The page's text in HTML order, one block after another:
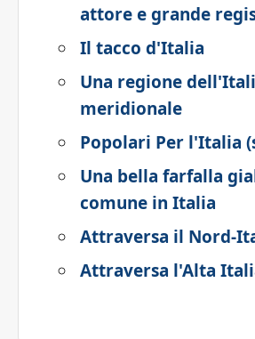
attore e grande
Il tacco d'Italia
Una regione
meridionale
Popolari Per l'Italia
Una bella farfalla
comune in Italia
Attraversa il Nord-
Attraversa l'Alta